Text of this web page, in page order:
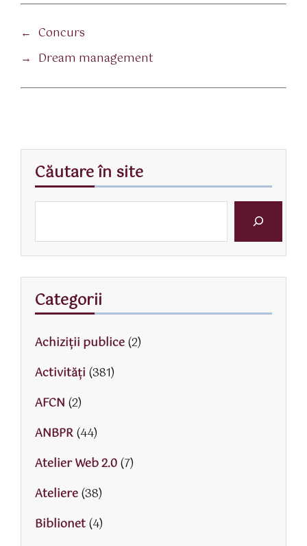
← Concurs
→ Dream management
Căutare în site
Categorii
Achiziții publice(2)
Activităţi (381)
AFCN (2)
ANBPR(44)
Atelier Web 2.0(7)
Ateliere(38)
Biblionet(4)